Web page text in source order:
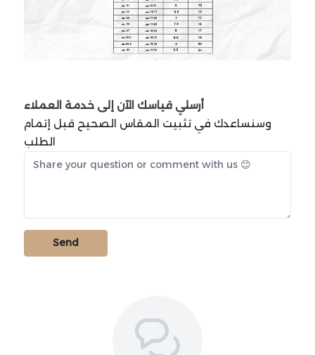
أرسلي قياسك الآن إلى خدمة العملاء
وسنساعدك في تثبيت المقاس الصحيح قبل إتمام
الطلب
Send